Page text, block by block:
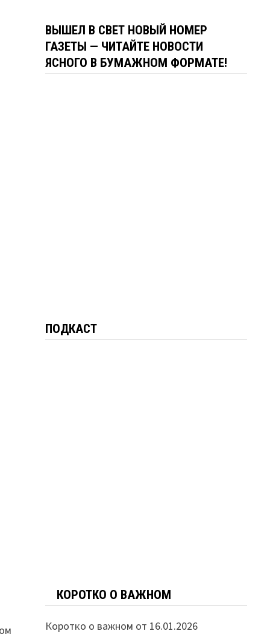
ВЫШЕЛ В СВЕТ НОВЫЙ НОМЕР
ГАЗЕТЫ — ЧИТАЙТЕ НОВОСТИ
ЯСНОГО В БУМАЖНОМ ФОРМАТЕ!
ПОДКАСТ
КОРОТКО О ВАЖНОМ
Коротко о важном от 16.01.2026